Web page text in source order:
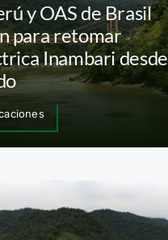
y OAS de Brasil
para retomar
Inambari